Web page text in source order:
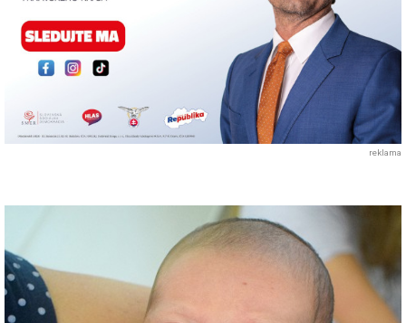
reklama